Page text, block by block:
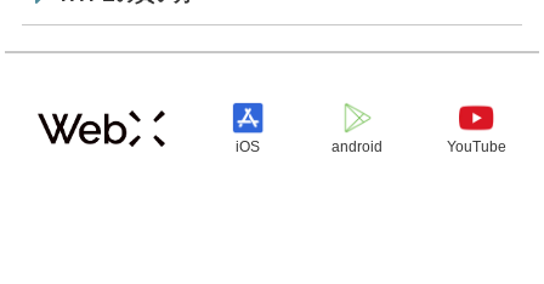
iOS android YouTube